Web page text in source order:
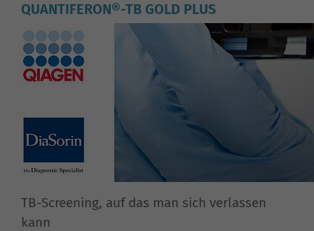
QUANTIFERON®-TB GOLD PLUS
TB-Screening, auf das man sich verlassen
kann